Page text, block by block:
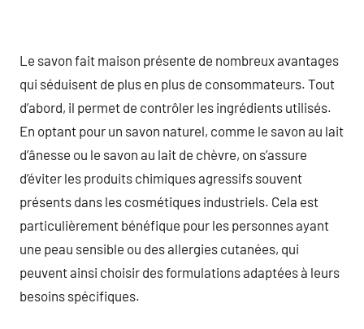
Le savon fait maison présente de nombreux avantages
qui séduisent de plus en plus de consommateurs. Tout
d’abord, il permet de contrôler les ingrédients utilisés.
En optant pour un savon naturel, comme le savon au lait
d’ânesse ou le savon au lait de chèvre, on s’assure
d’éviter les produits chimiques agressifs souvent
présents dans les cosmétiques industriels. Cela est
particulièrement bénéfique pour les personnes ayant
une peau sensible ou des allergies cutanées, qui
peuvent ainsi choisir des formulations adaptées à leurs
besoins spécifiques.